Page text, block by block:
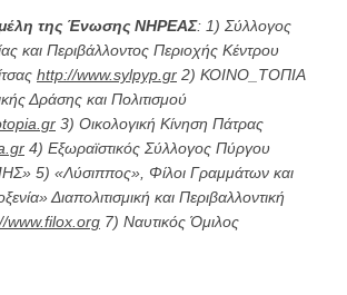
της Ένωσης ΝΗΡΕΑΣ: 1) Σύλλογος
και Περιβάλλοντος Περιοχής Κέντρου
http://www.sylpyp.gr 2) ΚΟΙΝΟ_ΤΟΠΙΑ
Δράσης και Πολιτισμού
3) Οικολογική Κίνηση Πάτρας
4) Εξωραϊστικός Σύλλογος Πύργου
5) «Λύσιππος», Φίλοι Γραμμάτων και
Διαπολιτισμική και Περιβαλλοντική
www.filox.org 7) Ναυτικός Όμιλος